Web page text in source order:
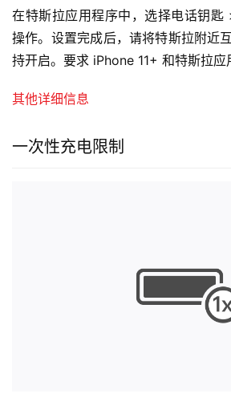
在特斯拉应用程序中，选择电话钥匙
操作。设置完成后，请将特斯拉附近
持开启。要求 iPhone 11+ 和特斯拉应
其他详细信息
一次性充电限制